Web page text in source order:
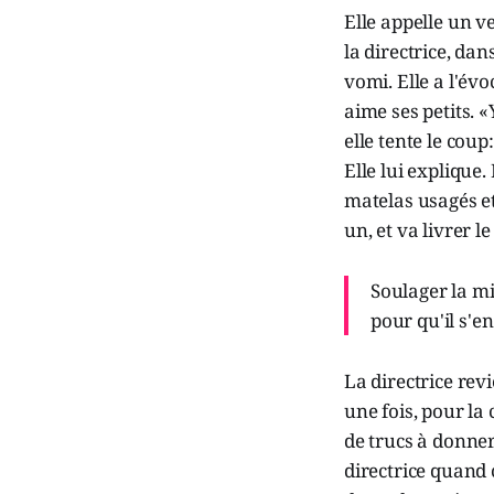
Elle appelle un
la directrice,
vomi. Elle a
aime ses petits.
elle tente le
Elle lui explique.
matelas usagés
un, et va livrer
Soulager la
pour qu'il
La directrice
une fois, pour la
de trucs à
directrice quand